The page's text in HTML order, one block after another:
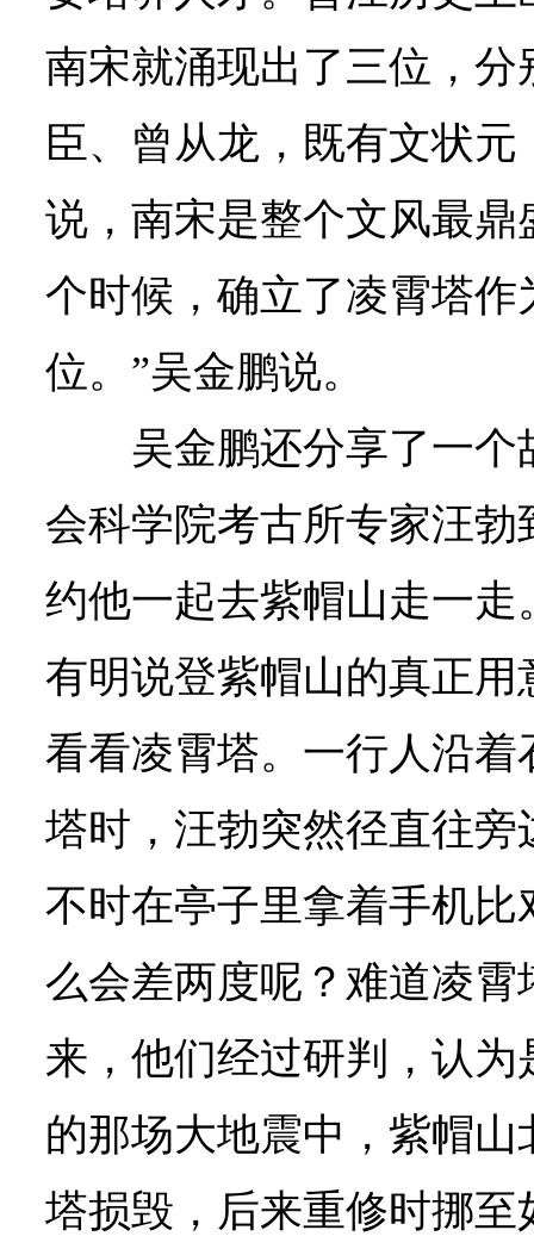
南宋就涌现出了三位，
臣、曾从龙，既有文状
说，南宋是整个文风最
个时候，确立了凌霄塔作
位。”吴金鹏说。
吴金鹏还分享了一
会科学院考古所专家汪
约他一起去紫帽山走一
有明说登紫帽山的真正
看看凌霄塔。一行人沿
塔时，汪勃突然径直往
不时在亭子里拿着手机比
么会差两度呢？难道凌霄
来，他们经过研判，认
的那场大地震中，紫帽
塔损毁，后来重修时挪至